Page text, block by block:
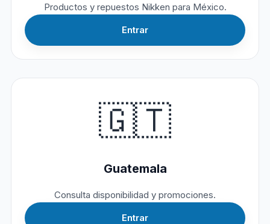
Productos y repuestos Nikken para México.
Entrar
🇬🇹
Guatemala
Consulta disponibilidad y promociones.
Entrar